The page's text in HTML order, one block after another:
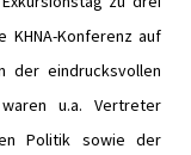
Konferenz auf
der eindrucksvollen
u.a. Vertreter
Politik sowie der